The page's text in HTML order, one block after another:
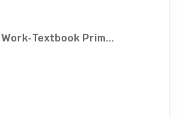
Textbook Prim...